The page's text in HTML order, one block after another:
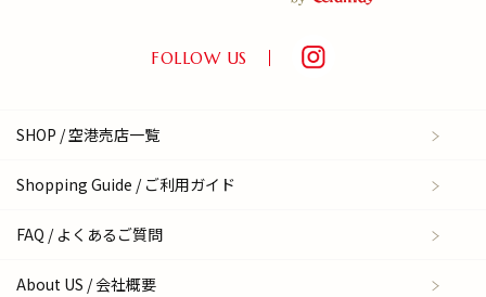
FOLLOW US
SHOP / 空港売店一覧
Shopping Guide / ご利用ガイド
FAQ / よくあるご質問
About US / 会社概要